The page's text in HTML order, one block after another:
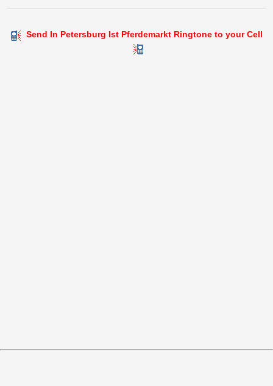
Send In Petersburg Ist Pferdemarkt Ringtone to your Cell